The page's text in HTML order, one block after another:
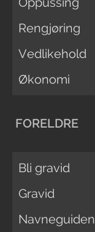
Rengjøring
Vedlikehold
Økonomi
FORELDRE
Bli gravid
Gravid
Navneguiden